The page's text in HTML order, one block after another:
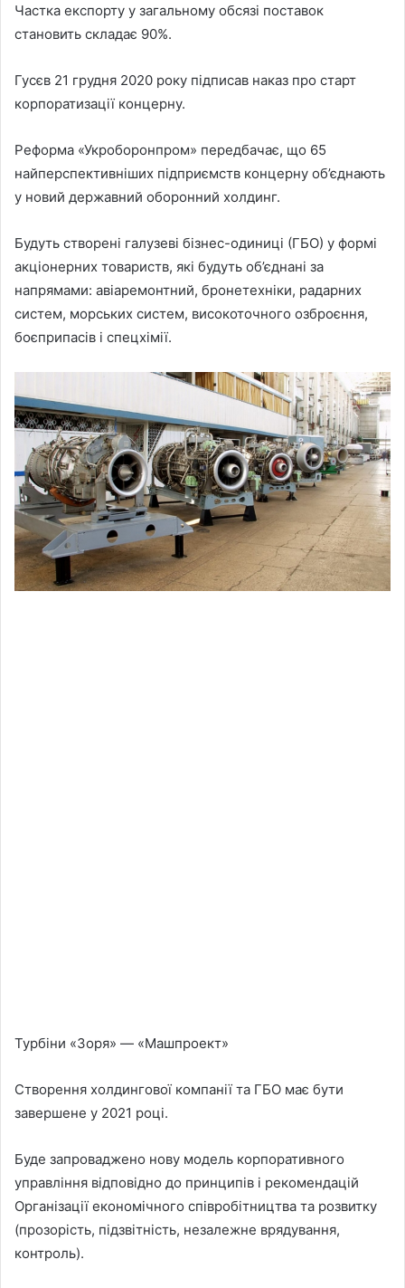
Частка експорту у загальному обсязі поставок
становить складає 90%.
Гусєв 21 грудня 2020 року підписав наказ про старт
корпоратизації концерну.
Реформа «Укроборонпром» передбачає, що 65
найперспективніших підприємств концерну об’єднають
у новий державний оборонний холдинг.
Будуть створені галузеві бізнес-одиниці (ГБО) у формі
акціонерних товариств, які будуть об’єднані за
напрямами: авіаремонтний, бронетехніки, радарних
систем, морських систем, високоточного озброєння,
боєприпасів і спецхімії.
Турбіни «Зоря» — «Машпроект»
Створення холдингової компанії та ГБО має бути
завершене у 2021 році.
Буде запроваджено нову модель корпоративного
управління відповідно до принципів і рекомендацій
Організації економічного співробітництва та розвитку
(прозорість, підзвітність, незалежне врядування,
контроль).